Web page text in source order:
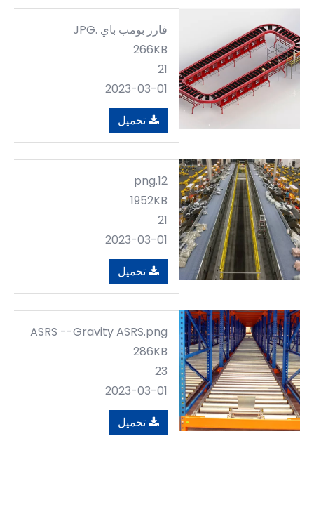
فارز بومب باي .JPG
266KB
21
2023-03-01
تحميل
12.png
1952KB
21
2023-03-01
تحميل
ASRS --Gravity ASRS.png
286KB
23
2023-03-01
تحميل